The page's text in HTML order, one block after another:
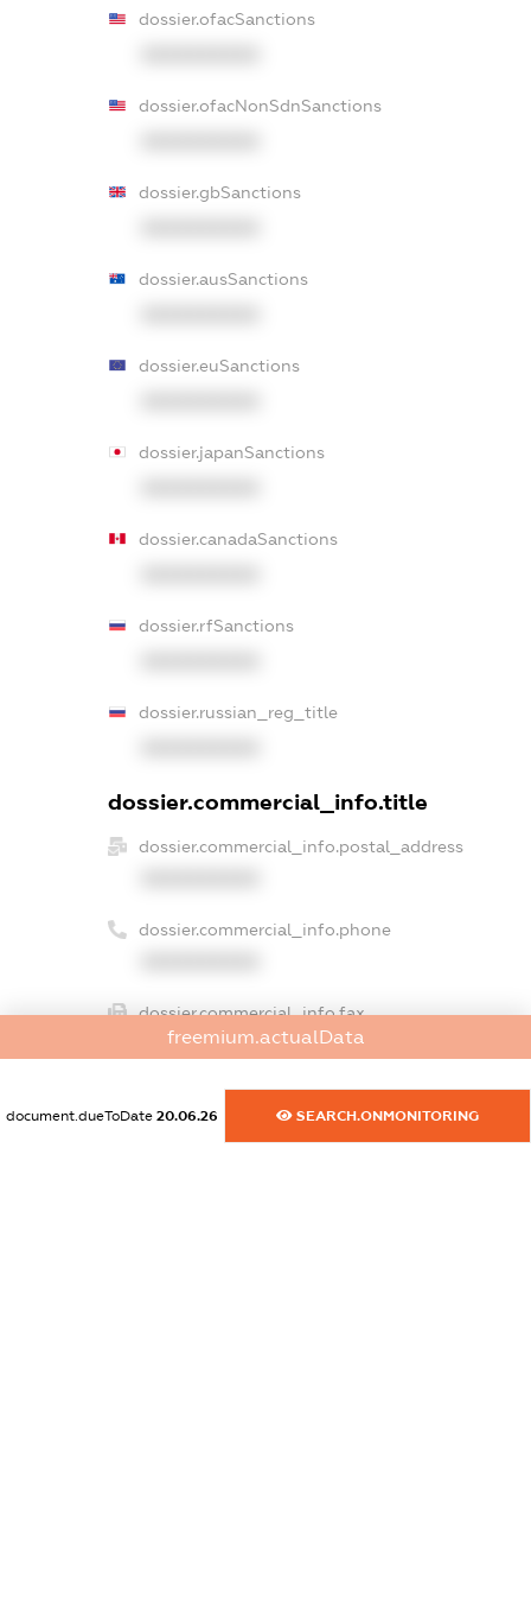
dossier.ofacSanctions
dossier.ofacNonSdnSanctions
dossier.gbSanctions
dossier.ausSanctions
dossier.euSanctions
dossier.japanSanctions
dossier.canadaSanctions
dossier.rfSanctions
dossier.russian_reg_title
dossier.commercial_info.title
dossier.commercial_info.postal_address
dossier.commercial_info.phone
dossier.commercial_info.fax
XXXXXXXXXX
dossier.commercial_info.email
freemium.actualData
document.dueToDate 20.06.26 SEARCH.ONMONITORING